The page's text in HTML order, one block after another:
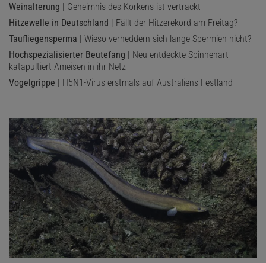
Weinalterung | Geheimnis des Korkens ist vertrackt
Hitzewelle in Deutschland | Fällt der Hitzerekord am Freitag?
Taufliegensperma | Wieso verheddern sich lange Spermien nicht?
Hochspezialisierter Beutefang | Neu entdeckte Spinnenart
katapultiert Ameisen in ihr Netz
Vogelgrippe | H5N1-Virus erstmals auf Australiens Festland